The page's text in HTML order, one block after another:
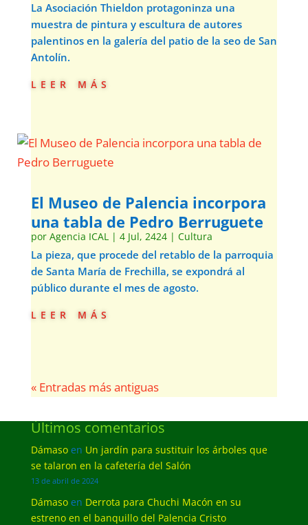
La Asociación Thieldon protagoninza una
muestra de pintura y escultura de autores
palentinos en la galería del patio de la seo de San
Antolín.
leer más
El Museo de Palencia incorpora
una tabla de Pedro Berruguete
por Agencia ICAL| 4 Jul, 2424| Cultura
La pieza, que procede del retablo de la parroquia
de Santa María de Frechilla, se expondrá al
público durante el mes de agosto.
leer más
« Entradas más antiguas
Últimos comentarios
Dámasoen Un jardín para sustituir los árboles que
se talaron en la cafetería del Salón
13 de abril de 2024
Dámasoen Derrota para Chuchi Macón en su
estreno en el banquillo del Palencia Cristo